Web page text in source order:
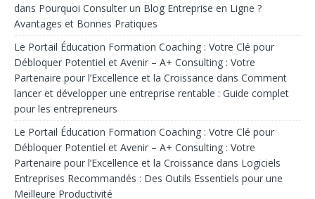
dans Pourquoi Consulter un Blog Entreprise en Ligne ?
Avantages et Bonnes Pratiques
Le Portail Éducation Formation Coaching : Votre Clé pour
Débloquer Potentiel et Avenir – A+ Consulting : Votre
Partenaire pour l’Excellence et la Croissance dans Comment
lancer et développer une entreprise rentable : Guide complet
pour les entrepreneurs
Le Portail Éducation Formation Coaching : Votre Clé pour
Débloquer Potentiel et Avenir – A+ Consulting : Votre
Partenaire pour l’Excellence et la Croissance dans Logiciels
Entreprises Recommandés : Des Outils Essentiels pour une
Meilleure Productivité